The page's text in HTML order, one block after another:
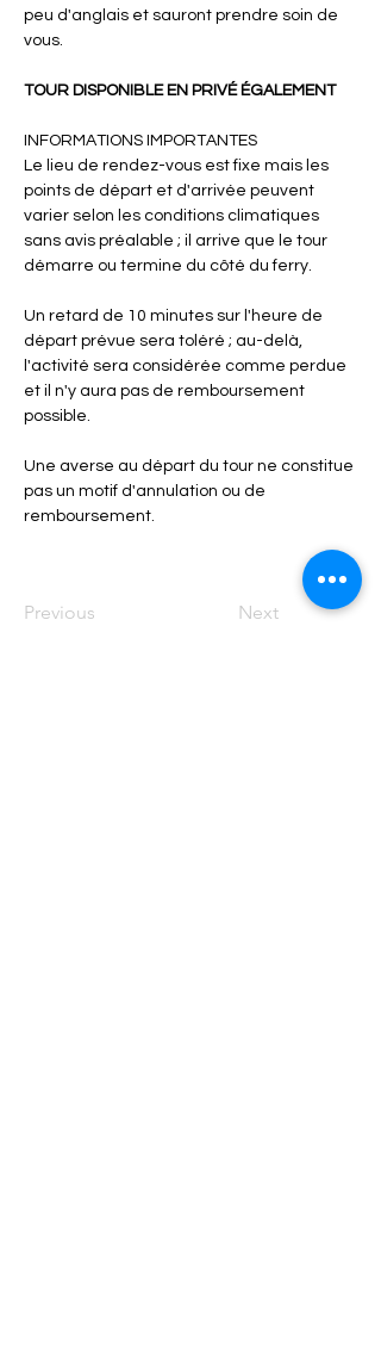
peu d'anglais et sauront prendre soin de
vous.
TOUR DISPONIBLE EN PRIVÉ ÉGALEMENT
INFORMATIONS IMPORTANTES
Le lieu de rendez-vous est fixe mais les
points de départ et d'arrivée peuvent
varier selon les conditions climatiques
sans avis préalable ; il arrive que le tour
démarre ou termine du côté du ferry.
Un retard de 10 minutes sur l'heure de
départ prévue sera toléré ; au-delà,
l'activité sera considérée comme perdue
et il n'y aura pas de remboursement
possible.
Une averse au départ du tour ne constitue
pas un motif d'annulation ou de
remboursement.
Previous Next